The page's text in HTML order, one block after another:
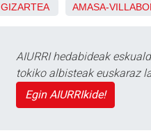
GIZARTEA AMASA-
AIURRI hedabideak
tokiko albisteak euskaraz
Egin AIURRIkide!